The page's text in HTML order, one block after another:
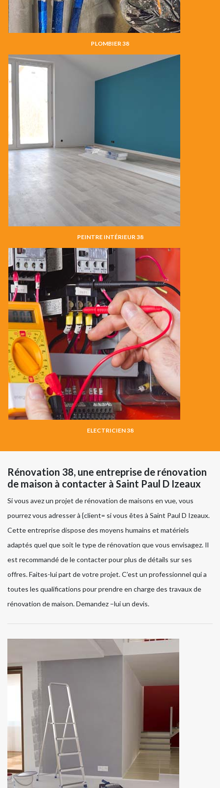
PLOMBIER 38
PEINTRE INTÉRIEUR 38
ELECTRICIEN 38
Rénovation 38, une entreprise de rénovation
de maison à contacter à Saint Paul D Izeaux
Si vous avez un projet de rénovation de maisons en vue, vous
pourrez vous adresser à {client= si vous êtes à Saint Paul D Izeaux.
Cette entreprise dispose des moyens humains et matériels
adaptés quel que soit le type de rénovation que vous envisagez. Il
est recommandé de le contacter pour plus de détails sur ses
offres. Faites-lui part de votre projet. C’est un professionnel qui a
toutes les qualifications pour prendre en charge des travaux de
rénovation de maison. Demandez –lui un devis.